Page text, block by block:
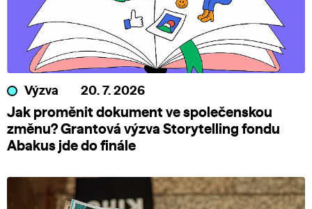
Výzva 20. 7. 2026
Jak proměnit dokument ve společenskou
změnu? Grantová výzva Storytelling fondu
Abakus jde do finále